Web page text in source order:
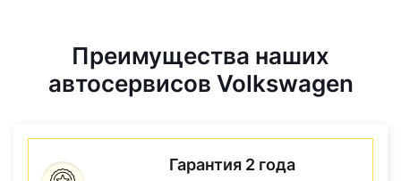
Преимущества наших
автосервисов Volkswagen
Гарантия 2 года